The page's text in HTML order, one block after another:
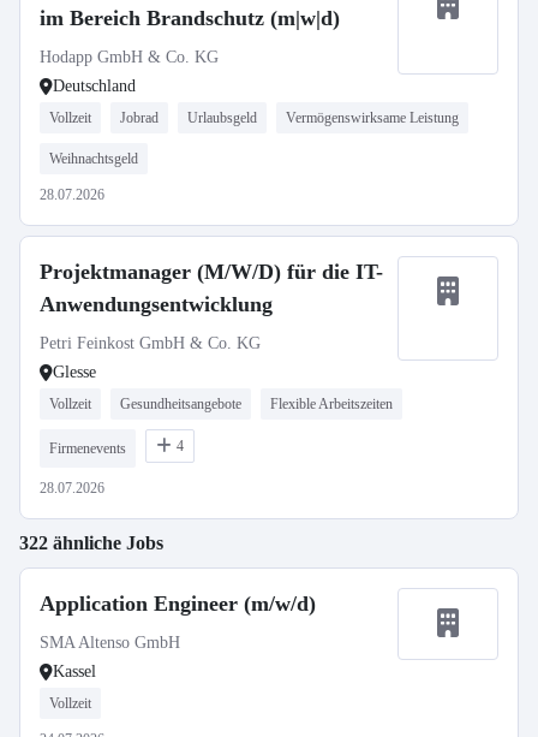
im Bereich Brandschutz (m|w|d)
Hodapp GmbH & Co. KG
Deutschland
Vollzeit Jobrad Urlaubsgeld Vermögenswirksame Leistung
Weihnachtsgeld
28.07.2026
Projektmanager (M/W/D) für die IT-
Anwendungsentwicklung
Petri Feinkost GmbH & Co. KG
Glesse
Vollzeit Gesundheitsangebote Flexible Arbeitszeiten
Firmenevents 4
28.07.2026
322 ähnliche Jobs
Application Engineer (m/w/d)
SMA Altenso GmbH
Kassel
Vollzeit